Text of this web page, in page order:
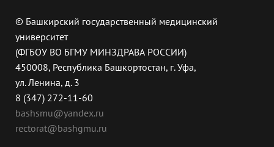
© Башкирский государственный медицинский
университет
(ФГБОУ ВО БГМУ МИНЗДРАВА РОССИИ)
450008, Республика Башкортостан, г. Уфа,
ул. Ленина, д. 3
8 (347) 272-11-60
bashsmu@yandex.ru
rectorat@bashgmu.ru